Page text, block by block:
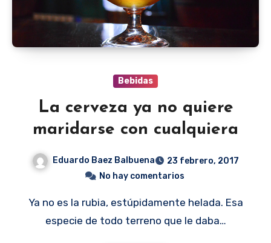
Bebidas
La cerveza ya no quiere
maridarse con cualquiera
Eduardo Baez Balbuena
23 febrero, 2017
No hay comentarios
Ya no es la rubia, estúpidamente helada. Esa
especie de todo terreno que le daba…